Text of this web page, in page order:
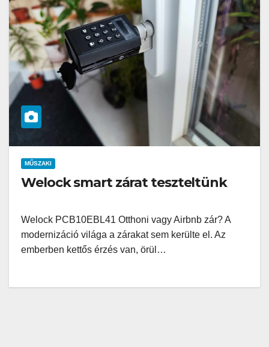
MŰSZAKI
Welock smart zárat teszteltünk
Welock PCB10EBL41 Otthoni vagy Airbnb zár? A
modernizáció világa a zárakat sem kerülte el. Az
emberben kettős érzés van, örül…